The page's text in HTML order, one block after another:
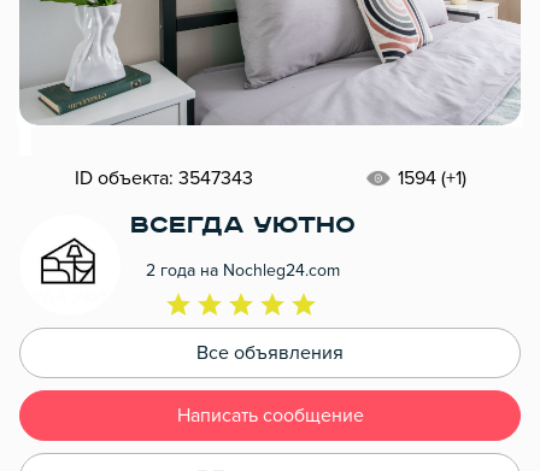
ID объекта: 3547343 1594 (+1)
Всегда Уютно
2 года на Nochleg24.com
Все объявления
Написать сообщение